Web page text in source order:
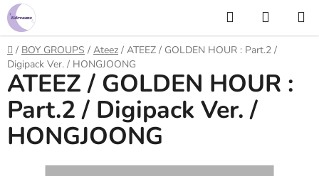
Prejsť
na
obsah
Hľadať
KOŠÍK
Domov
/ BOY GROUPS / Ateez / ATEEZ / GOLDEN HOUR : Part.2 /
Digipack Ver. / HONGJOONG
ATEEZ / GOLDEN HOUR :
Part.2 / Digipack Ver. /
HONGJOONG